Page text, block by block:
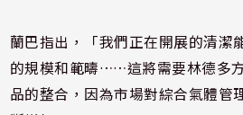
蘭巴指出，「我們正在開展的清潔
的規模和範疇……這將需要林德多
品的整合，因為市場對綜合氣體管